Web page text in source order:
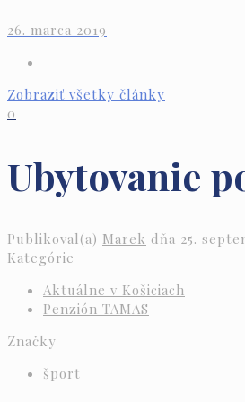
26. marca 2019
Zobraziť všetky články
0
Ubytovanie
Publikoval(a) Marek dňa 25.
Kategórie
Aktuálne v Košiciach
Penzión TAMAS
Značky
šport